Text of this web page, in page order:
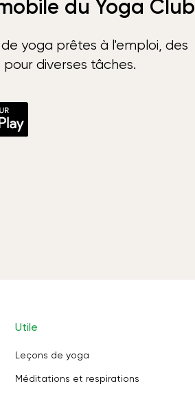
du Yoga Club
yoga prêtes à l'emploi, des
diverses tâches.
Utile
Leçons de yoga
Méditations et respirations